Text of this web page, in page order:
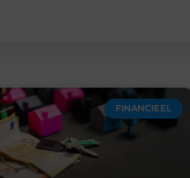
FINANCIEEL